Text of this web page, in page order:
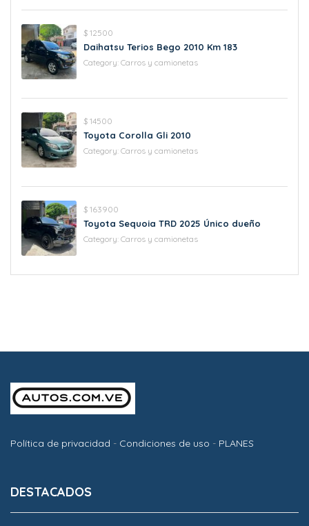
$ 12500
Daihatsu Terios Bego 2010 Km 183
Category: Carros y camionetas
$ 14500
Toyota Corolla Gli 2010
Category: Carros y camionetas
$ 163900
Toyota Sequoia TRD 2025 Único dueño
Category: Carros y camionetas
Política de privacidad - Condiciones de uso - PLANES
DESTACADOS